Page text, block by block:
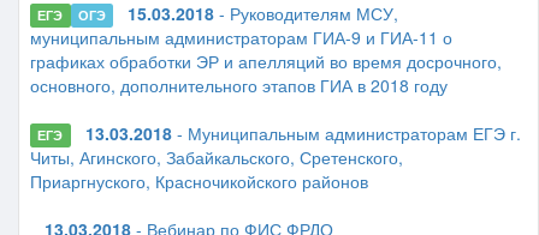
ЕГЭ ОГЭ 15.03.2018 - Руководителям МСУ,
муниципальным администраторам ГИА-9 и ГИА-11 о
графиках обработки ЭР и апелляций во время досрочного,
основного, дополнительного этапов ГИА в 2018 году
ЕГЭ 13.03.2018- Муниципальным администраторам ЕГЭ г.
Читы, Агинского, Забайкальского, Сретенского,
Приаргнуского, Красночикойского районов
13.03.2018 - Вебинар по ФИС ФРДО